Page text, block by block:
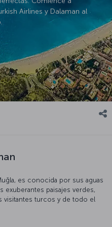
Airlines y Dalaman al
es conocida por sus aguas
exuberantes paisajes verdes,
visitantes turcos y de todo el
Turca, Dalaman tiene una